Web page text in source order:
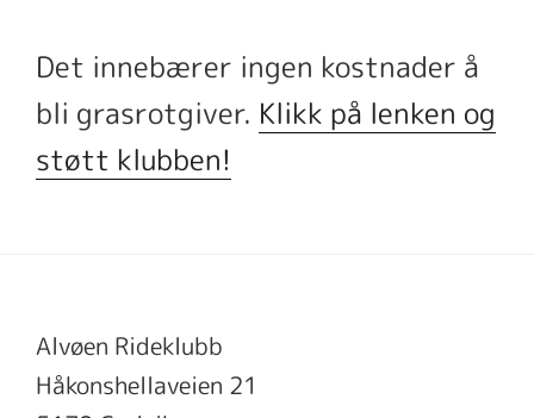
Det innebærer ingen kostnader å
bli grasrotgiver. Klikk på lenken og
støtt klubben!
Alvøen Rideklubb
Håkonshellaveien 21